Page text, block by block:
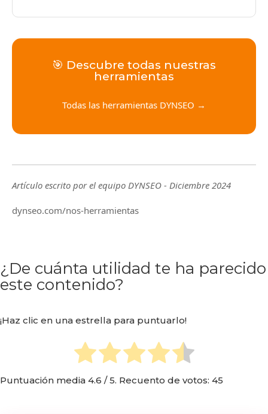
🎯 Descubre todas nuestras
herramientas
Todas las herramientas DYNSEO →
Artículo escrito por el equipo DYNSEO - Diciembre 2024
dynseo.com/nos-herramientas
¿De cuánta utilidad te ha parecido
este contenido?
¡Haz clic en una estrella para puntuarlo!
Puntuación media 4.6 / 5. Recuento de votos: 45